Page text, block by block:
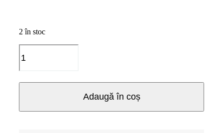
2 în stoc
PDT
Milton
Lloyd
50
Adaugă în coș